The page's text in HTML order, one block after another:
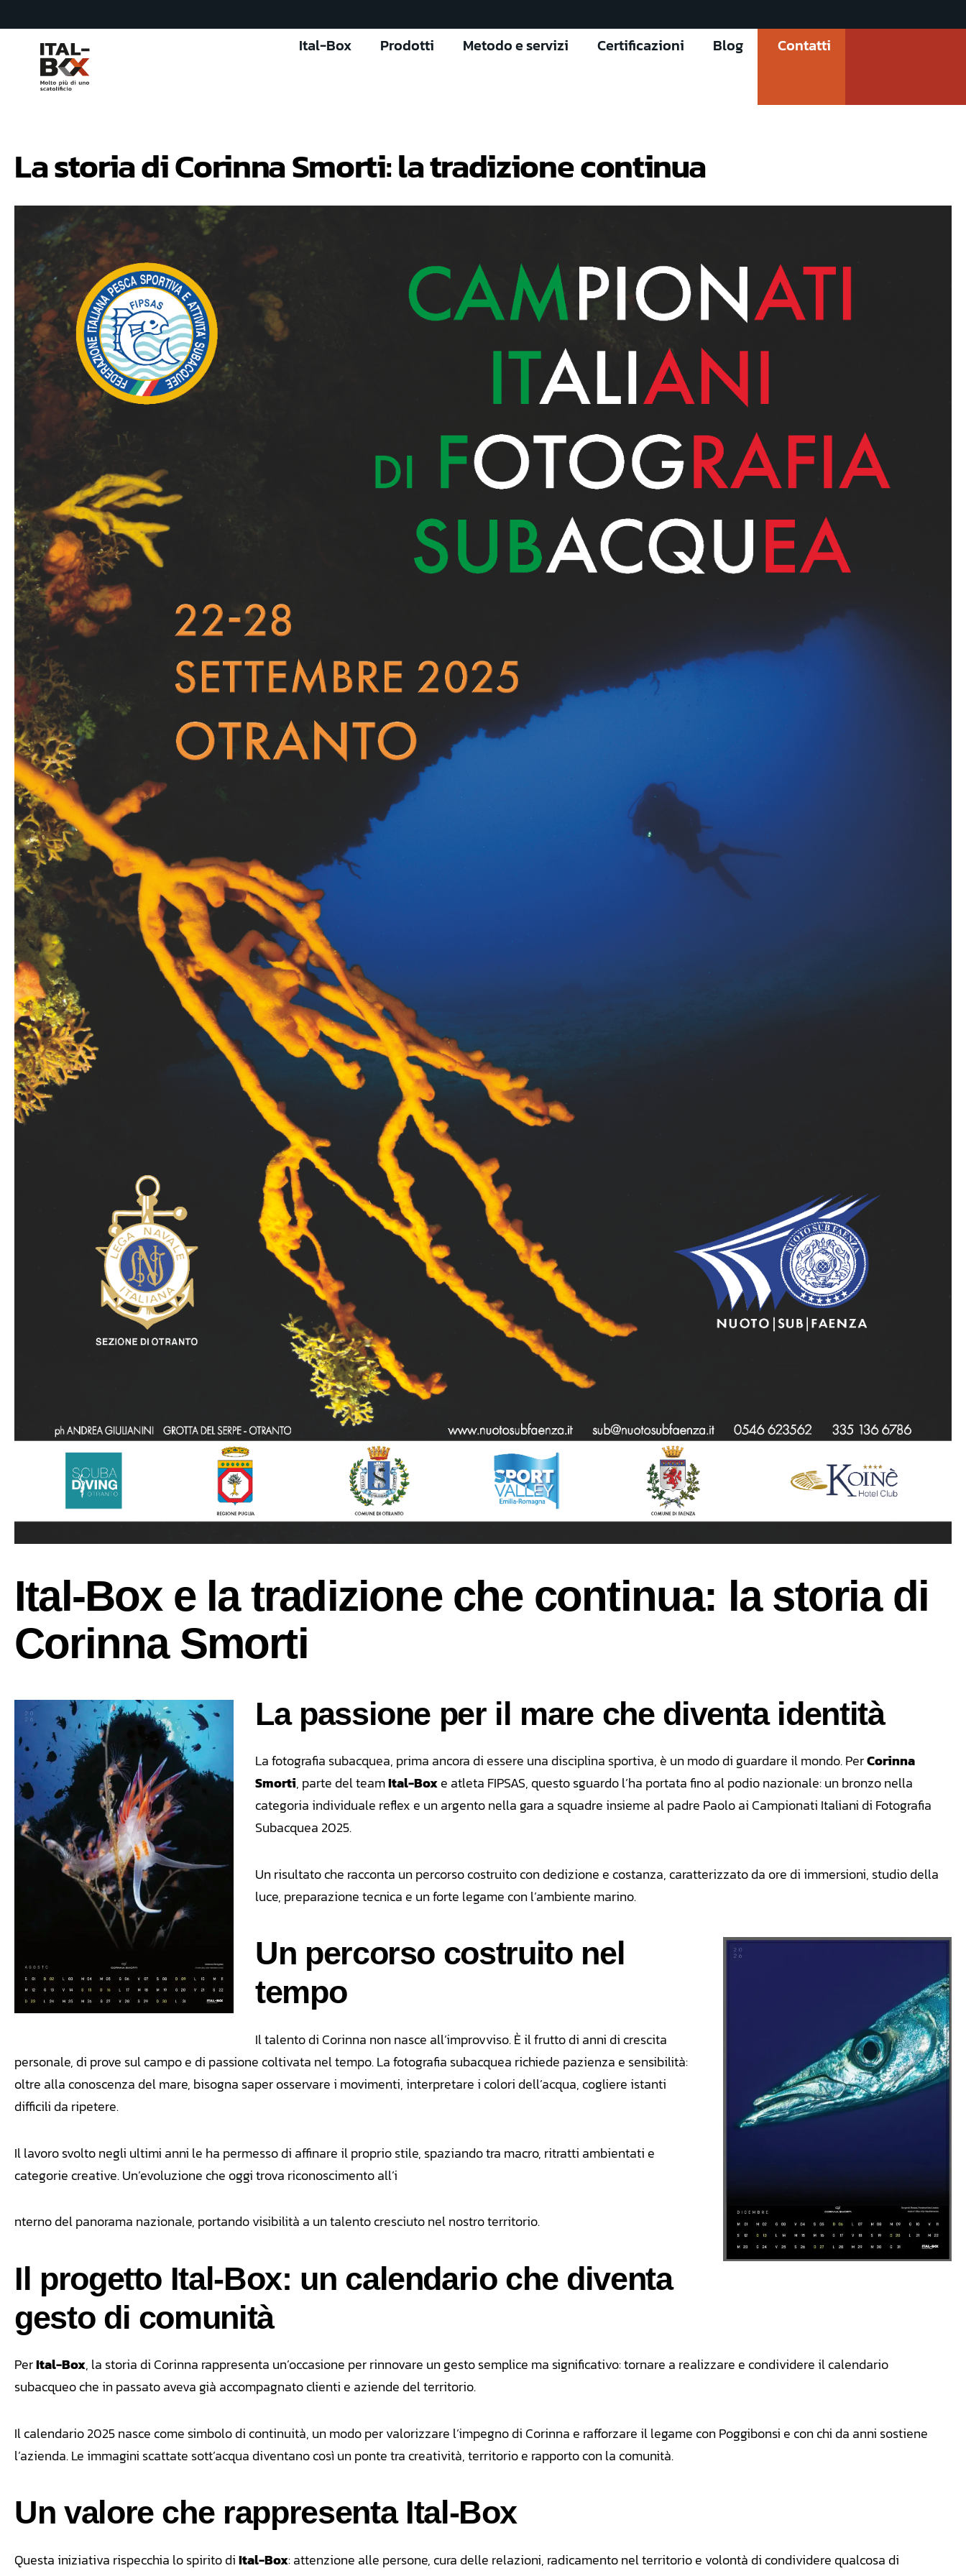
Ital-Box Prodotti Metodo e servizi Certificazioni Blog Contatti
La storia di Corinna Smorti: la tradizione continua
Ital-Box e la tradizione che continua: la storia di
Corinna Smorti
La passione per il mare che diventa identità
La fotografia subacquea, prima ancora di essere una disciplina sportiva, è un modo di guardare il mondo. PerCorinna
Smorti, parte del teamItal-Boxe atleta FIPSAS, questo sguardo l’ha portata fino al podio nazionale: un bronzo nella
categoria individuale reflex e un argento nella gara a squadre insieme al padre Paolo ai Campionati Italiani di Fotografia
Subacquea 2025.
Un risultato che racconta un percorso costruito con dedizione e costanza, caratterizzato da ore di immersioni, studio della
luce, preparazione tecnica e un forte legame con l’ambiente marino.
Un percorso costruito nel
tempo
Il talento di Corinna non nasce all’improvviso. È il frutto di anni di crescita
personale, di prove sul campo e di passione coltivata nel tempo. La fotografia subacquea richiede pazienza e sensibilità:
oltre alla conoscenza del mare, bisogna saper osservare i movimenti, interpretare i colori dell’acqua, cogliere istanti
difficili da ripetere.
Il lavoro svolto negli ultimi anni le ha permesso di affinare il proprio stile, spaziando tra macro, ritratti ambientati e
categorie creative. Un’evoluzione che oggi trova riconoscimento all’i
nterno del panorama nazionale, portando visibilità a un talento cresciuto nel nostro territorio.
Il progetto Ital-Box: un calendario che diventa
gesto di comunità
PerItal-Box, la storia di Corinna rappresenta un’occasione per rinnovare un gesto semplice ma significativo: tornare a realizzare e condividere il calendario
subacqueo che in passato aveva già accompagnato clienti e aziende del territorio.
Il calendario 2025 nasce come simbolo di continuità, un modo per valorizzare l’impegno di Corinna e rafforzare il legame con Poggibonsi e con chi da anni sostiene
l’azienda. Le immagini scattate sott’acqua diventano così un ponte tra creatività, territorio e rapporto con la comunità.
Un valore che rappresenta Ital-Box
Questa iniziativa rispecchia lo spirito diItal-Box: attenzione alle persone, cura delle relazioni, radicamento nel territorio e volontà di condividere qualcosa di